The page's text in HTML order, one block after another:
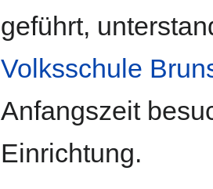
geführt,
Volksschule
Anfangszeit
Einrichtung.